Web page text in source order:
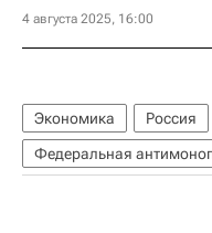
4 августа 2025, 16:00
Экономика
Россия
Федеральная